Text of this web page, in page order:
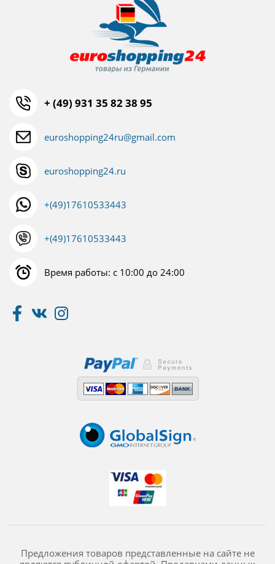
+ (49) 931 35 82 38 95
euroshopping24ru@gmail.com
euroshopping24.ru
+(49)17610533443
+(49)17610533443
Время работы: с 10:00 до 24:00
Предложения товаров представленные на сайте не